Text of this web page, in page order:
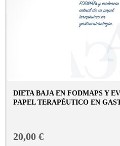
DIETA BAJA EN FODMAPS Y
PAPEL TERAPÉUTICO EN
20,00 €